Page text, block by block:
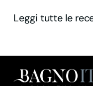
Leggi tutte le